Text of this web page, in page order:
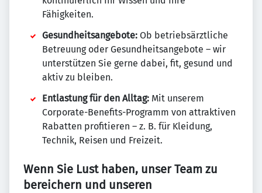
Fähigkeiten.
Gesundheitsangebote: Ob betriebsärztliche
Betreuung oder Gesundheitsangebote – wir
unterstützen Sie gerne dabei, fit, gesund und
aktiv zu bleiben.
Entlastung für den Alltag: Mit unserem
Corporate-Benefits-Programm von attraktiven
Rabatten profitieren – z. B. für Kleidung,
Technik, Reisen und Freizeit.
Wenn Sie Lust haben, unser Team zu
bereichern und unseren